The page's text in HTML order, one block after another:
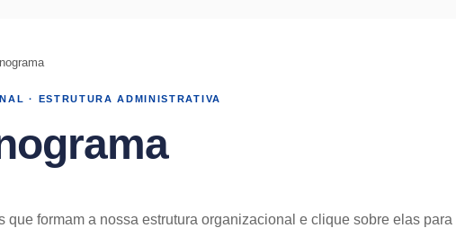
· ESTRUTURA ADMINISTRATIVA
que formam a nossa estrutura organizacional e clique sobre elas